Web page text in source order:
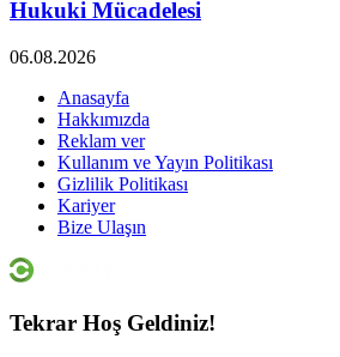
Hukuki Mücadelesi
06.08.2026
Anasayfa
Hakkımızda
Reklam ver
Kullanım ve Yayın Politikası
Gizlilik Politikası
Kariyer
Bize Ulaşın
Tekrar Hoş Geldiniz!